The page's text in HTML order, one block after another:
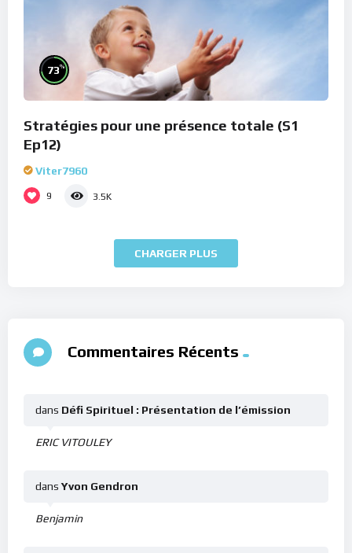
73%
Stratégies pour une présence totale (S1
Ep12)
Viter7960
9 3.5K
CHARGER PLUS
Commentaires Récents
ERIC VITOULEY
dans Défi Spirituel : Présentation de l’émission
Benjamin
dans Yvon Gendron